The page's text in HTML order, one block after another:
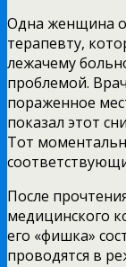
Одна женщина
терапевту,
лежачему
проблемой.
пораженное
показал этот
Тот
После
медицинского
его «фишка»
проводятся в